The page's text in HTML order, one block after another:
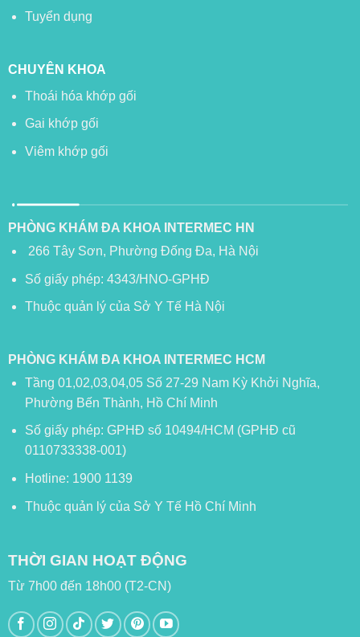
Tuyển dụng
CHUYÊN KHOA
Thoái hóa khớp gối
Gai khớp gối
Viêm khớp gối
PHÒNG KHÁM ĐA KHOA INTERMEC HN
266 Tây Sơn, Phường Đống Đa, Hà Nội
Số giấy phép: 4343/HNO-GPHĐ
Thuộc quản lý của Sở Y Tế Hà Nội
PHÒNG KHÁM ĐA KHOA INTERMEC HCM
Tầng 01,02,03,04,05 Số 27-29 Nam Kỳ Khởi Nghĩa,
Phường Bến Thành, Hồ Chí Minh
Số giấy phép: GPHĐ số 10494/HCM (GPHĐ cũ
0110733338-001)
Hotline: 1900 1139
Thuộc quản lý của Sở Y Tế Hồ Chí Minh
THỜI GIAN HOẠT ĐỘNG
Từ 7h00 đến 18h00 (T2-CN)